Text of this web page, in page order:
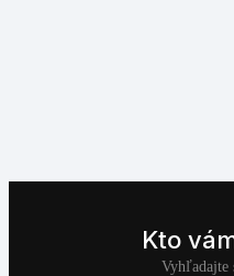
Kto
Vyhľadajte